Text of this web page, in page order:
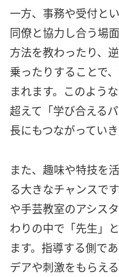
一方、事務や受付と
同僚と協力し合う場
方法を教わったり、
乗ったりすることで
まれます。このよう
超えて「学び合える
長にもつながっていき
また、趣味や特技を
る大きなチャンスで
や手芸教室のアシス
わりの中で「先生」
ます。指導する側で
デアや刺激をもらえ